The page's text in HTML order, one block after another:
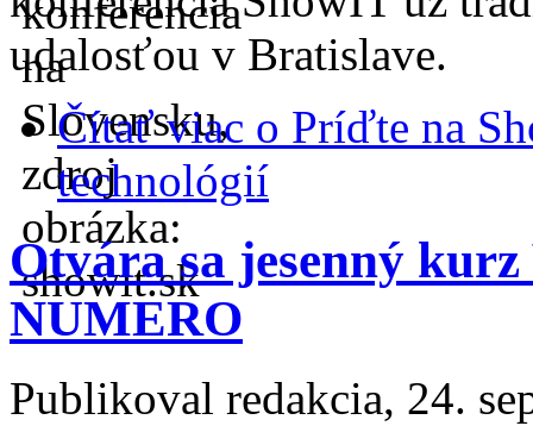
udalosťou v Bratislave.
Čítať viac o Príďte na
technológií
Otvára sa jesenný
NUMERO
Publikoval redakcia, 24.